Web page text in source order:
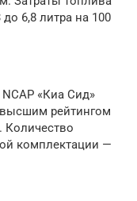
6,8 литра на 100
«Киа Сид»
высшим рейтингом
Количество
комплектации —